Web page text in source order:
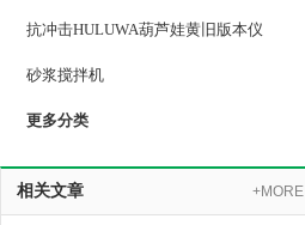
抗冲击HULUWA葫芦娃黄旧版本仪
砂浆搅拌机
更多分类
相关文章 +MORE